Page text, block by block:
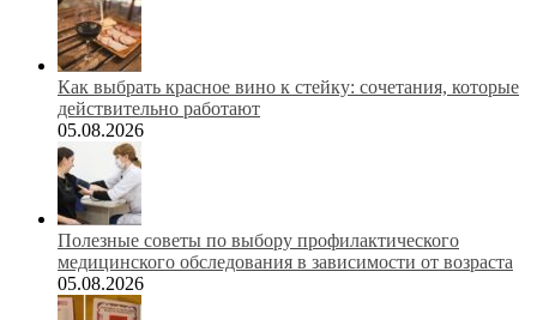
Как выбрать красное вино к стейку: сочетания, которые
действительно работают
05.08.2026
Полезные советы по выбору профилактического
медицинского обследования в зависимости от возраста
05.08.2026